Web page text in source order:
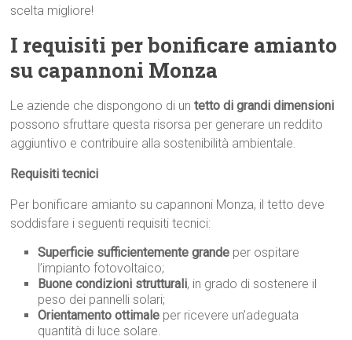
scelta migliore!
I requisiti per bonificare amianto
su capannoni Monza
Le aziende che dispongono di untetto di grandi dimensioni
possono sfruttare questa risorsa per generare un reddito
aggiuntivo e contribuire alla sostenibilità ambientale.
Requisiti tecnici
Per bonificare amianto su capannoni Monza, il tetto deve
soddisfare i seguenti requisiti tecnici:
Superficie sufficientemente grande per ospitare
l’impianto fotovoltaico;
Buone condizioni strutturali, in grado di sostenere il
peso dei pannelli solari;
Orientamento ottimale per ricevere un’adeguata
quantità di luce solare.